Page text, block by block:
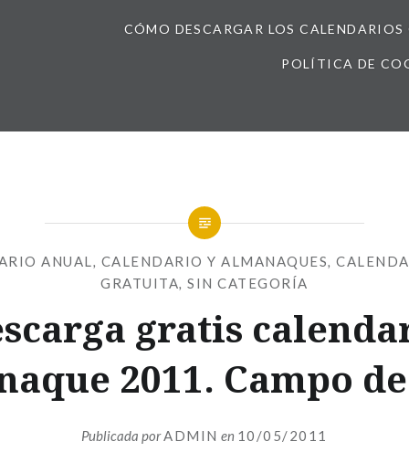
CÓMO DESCARGAR LOS
POLÍTICA DE
ANUAL, CALENDARIO Y ALMANAQUES,
GRATUITA,SIN CATEGORÍA
gratis
2011. Campo
Publicada porADMIN en 10/05/2011